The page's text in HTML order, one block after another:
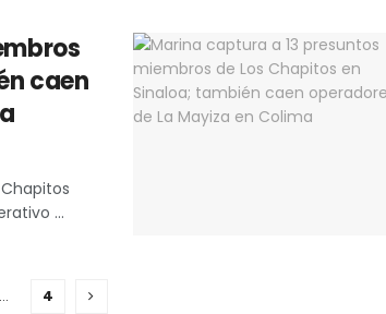
caen
...
… 4